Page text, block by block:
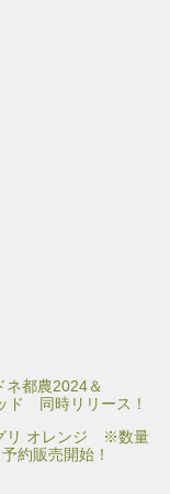
ネ都農2024＆
ド 同時リリース！
グリ オレンジ ※数量
約販売開始！